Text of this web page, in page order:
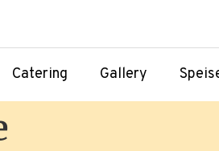
Catering Gallery